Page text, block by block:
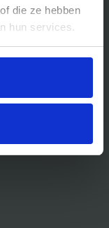
die ze hebben
hun services.